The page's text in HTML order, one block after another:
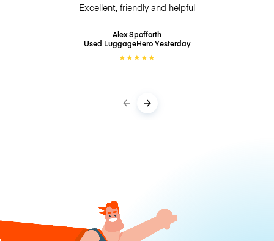
Excellent, friendly and helpful
Alex Spofforth
Used LuggageHeroYesterday
★★★★★